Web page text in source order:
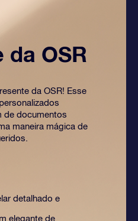
OSR
da OSR! Esse
de documentos
maneira mágica de
detalhado e
elegante de